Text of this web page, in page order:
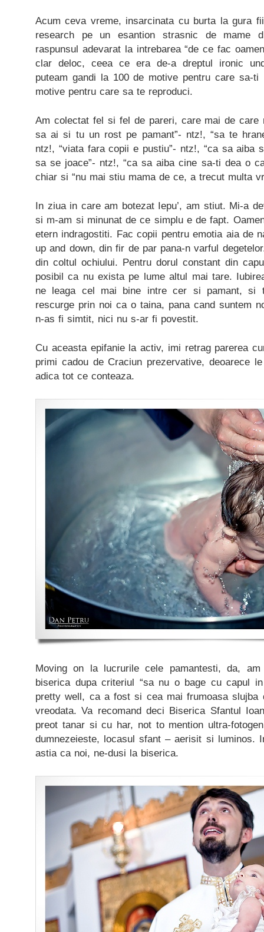
Acum ceva vreme, insarcinata cu burta la gura
research pe un esantion strasnic de mame
raspunsul adevarat la intrebarea “de ce fac
clar deloc, ceea ce era de-a dreptul ironic
puteam gandi la 100 de motive pentru care sa-
motive pentru care sa te reproduci.
Am colectat fel si fel de pareri, care mai de care
sa ai si tu un rost pe pamant”- ntz!, “sa te
ntz!, “viata fara copii e pustiu”- ntz!, “ca sa aiba
sa se joace”- ntz!, “ca sa aiba cine sa-ti dea o
chiar si “nu mai stiu mama de ce, a trecut multa
In ziua in care am botezat Iepu’, am stiut. Mi-a
si m-am si minunat de ce simplu e de fapt.
etern indragostiti. Fac copii pentru emotia aia de
up and down, din fir de par pana-n varful
din coltul ochiului. Pentru dorul constant din
posibil ca nu exista pe lume altul mai tare.
ne leaga cel mai bine intre cer si pamant, si
rescurge prin noi ca o taina, pana cand suntem
n-as fi simtit, nici nu s-ar fi povestit.
Cu aceasta epifanie la activ, imi retrag parerea
primi cadou de Craciun prezervative, deoarece
adica tot ce conteaza.
Moving on la lucrurile cele pamantesti, da, am
biserica dupa criteriul “sa nu o bage cu capul
pretty well, ca a fost si cea mai frumoasa slujba
vreodata. Va recomand deci Biserica Sfantul
preot tanar si cu har, not to mention ultra-
dumnezeieste, locasul sfant – aerisit si luminos.
astia ca noi, ne-dusi la biserica.